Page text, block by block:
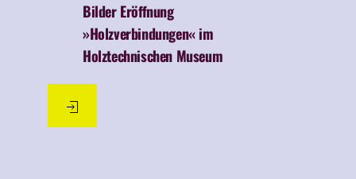
Bilder Eröffnung
»Holzverbindungen« im
Holztechnischen Museum